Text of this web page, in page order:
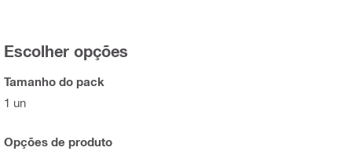
Escolher opções
Tamanho do pack
1 un
Opções de produto